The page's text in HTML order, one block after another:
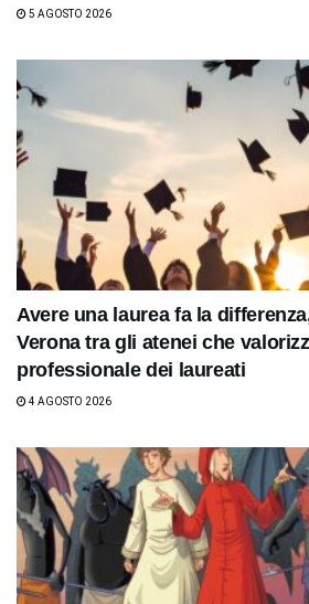
5 AGOSTO 2026
Avere una laurea fa la
Verona tra gli atenei che
professionale dei laureati
4 AGOSTO 2026